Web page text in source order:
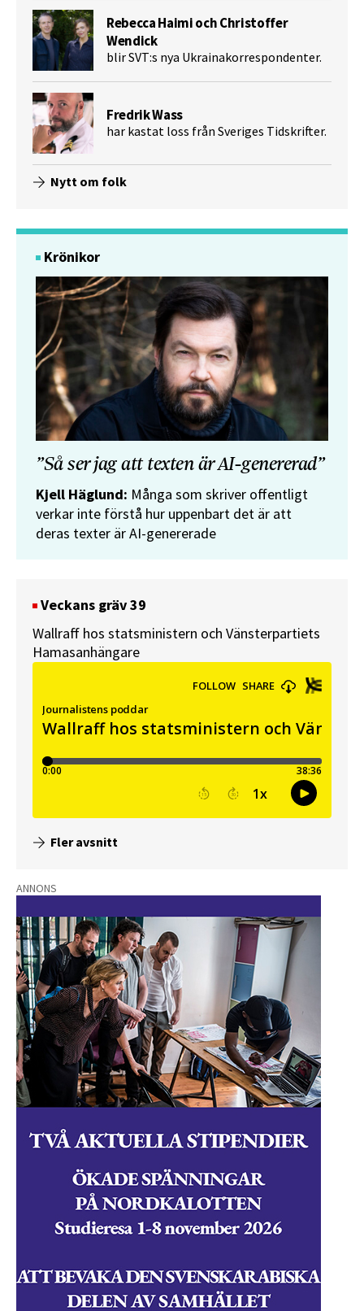
Rebecca Haimi och Christoffer
Wendick
blir SVT:s nya Ukrainakorrespondenter.
Fredrik Wass
har kastat loss från Sveriges Tidskrifter.
Nytt om folk
Krönikor
”Så ser jag att texten är AI-genererad”
Kjell Häglund: Många som skriver offentligt
verkar inte förstå hur uppenbart det är att
deras texter är AI-genererade
Veckans gräv 39
Wallraff hos statsministern och Vänsterpartiets
Hamasanhängare
Fler avsnitt
ANNONS